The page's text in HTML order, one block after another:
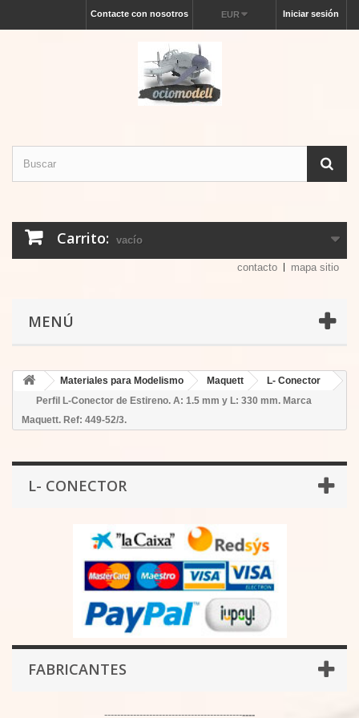
Iniciar sesión
EUR
Contacte con nosotros
Carrito: vacío
contacto mapa sitio
MENÚ
Materiales para Modelismo Maquett
L- Conector
Perfil L-Conector de Estireno. A: 1.5 mm y L: 330 mm. Marca
Maquett. Ref: 449-52/3.
L- CONECTOR
FABRICANTES
-----------------------------------------------